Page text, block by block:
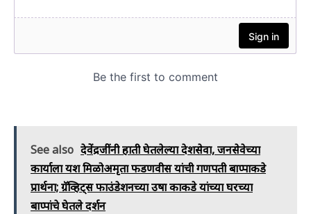
See also देवेंद्रजींनी हाती घेतलेल्या देशसेवा, जनसेवेच्या
कार्याला यश मिळोअमृता फडणवीस यांची गणपती बाप्पाकडे
प्रार्थना; ग्रॅव्हिट्स फाउंडेशनच्या उषा काकडे यांच्या घरच्या
बाप्पांचे घेतले दर्शन